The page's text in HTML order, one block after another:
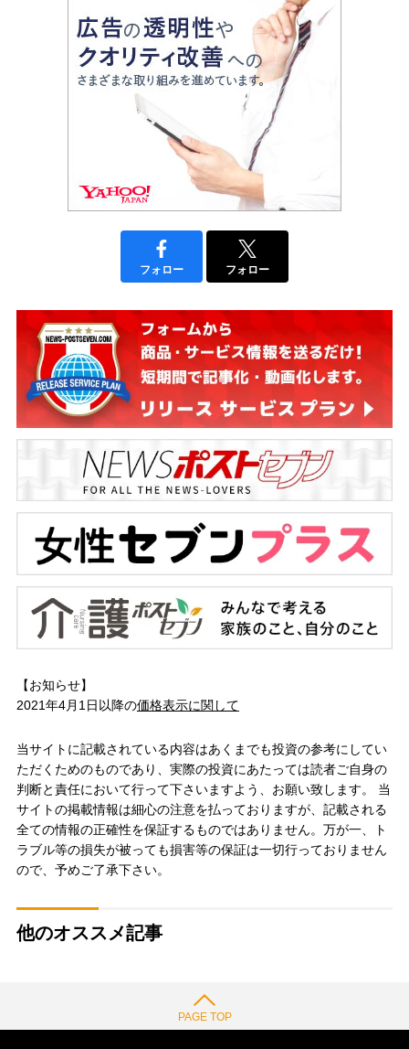
フォロー フォロー
【お知らせ】
2021年4月1日以降の価格表示に関して
当サイトに記載されている内容はあくまでも投資の参考にしてい
ただくためのものであり、実際の投資にあたっては読者ご自身の
判断と責任において行って下さいますよう、お願い致します。 当
サイトの掲載情報は細心の注意を払っておりますが、記載される
全ての情報の正確性を保証するものではありません。万が一、ト
ラブル等の損失が被っても損害等の保証は一切行っておりません
ので、予めご了承下さい。
他のオススメ記事
PAGE TOP